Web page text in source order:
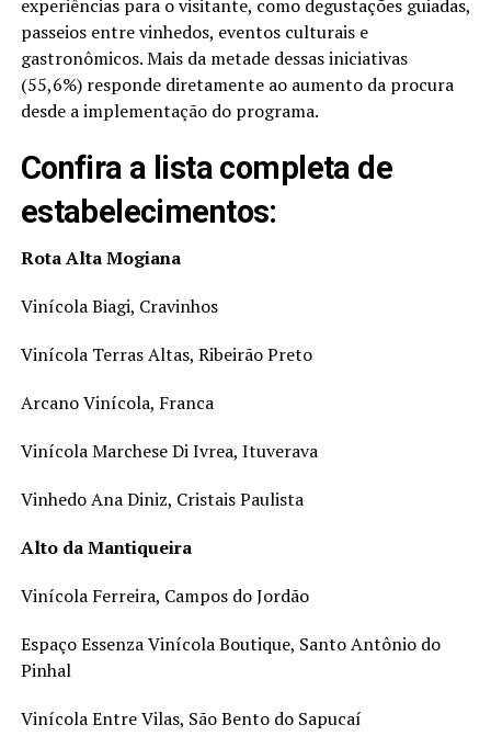
experiências para o visitante, como degustações guiadas,
passeios entre vinhedos, eventos culturais e
gastronômicos. Mais da metade dessas iniciativas
(55,6%) responde diretamente ao aumento da procura
desde a implementação do programa.
Confira a lista completa de
estabelecimentos:
Rota Alta Mogiana
Vinícola Biagi, Cravinhos
Vinícola Terras Altas, Ribeirão Preto
Arcano Vinícola, Franca
Vinícola Marchese Di Ivrea, Ituverava
Vinhedo Ana Diniz, Cristais Paulista
Alto da Mantiqueira
Vinícola Ferreira, Campos do Jordão
Espaço Essenza Vinícola Boutique, Santo Antônio do
Pinhal
Vinícola Entre Vilas, São Bento do Sapucaí